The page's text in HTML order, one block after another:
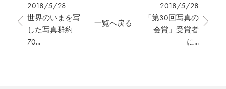
2018/5/28
世界のいまを写
した写真群約
70...
2018/5/28
「第30回写真の
会賞」受賞者
に...
一覧へ戻る